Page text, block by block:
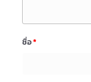
ชื่อ*